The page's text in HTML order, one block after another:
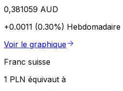
0,381059 AUD
+0.0011 (0.30%) Hebdomadaire
Voir le graphique
Franc suisse
1 PLN équivaut à